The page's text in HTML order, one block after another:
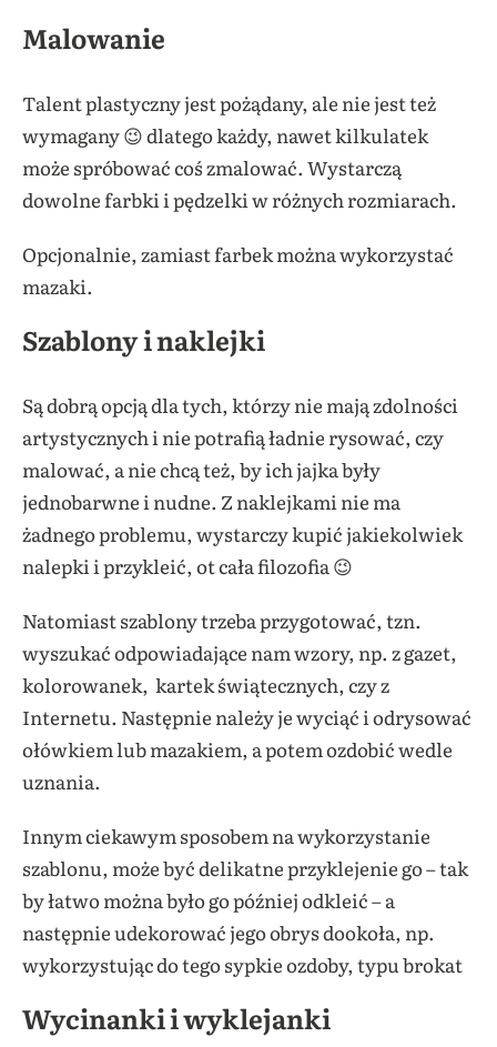
Malowanie
Talent plastyczny jest pożądany, ale nie jest też
wymagany 😉 dlatego każdy, nawet kilkulatek
może spróbować coś zmalować. Wystarczą
dowolne farbki i pędzelki w różnych rozmiarach.
Opcjonalnie, zamiast farbek można wykorzystać
mazaki.
Szablony i naklejki
Są dobrą opcją dla tych, którzy nie mają zdolności
artystycznych i nie potrafią ładnie rysować, czy
malować, a nie chcą też, by ich jajka były
jednobarwne i nudne. Z naklejkami nie ma
żadnego problemu, wystarczy kupić jakiekolwiek
nalepki i przykleić, ot cała filozofia 😉
Natomiast szablony trzeba przygotować, tzn.
wyszukać odpowiadające nam wzory, np. z gazet,
kolorowanek, kartek świątecznych, czy z
Internetu. Następnie należy je wyciąć i odrysować
ołówkiem lub mazakiem, a potem ozdobić wedle
uznania.
Innym ciekawym sposobem na wykorzystanie
szablonu, może być delikatne przyklejenie go – tak
by łatwo można było go później odkleić – a
następnie udekorować jego obrys dookoła, np.
wykorzystując do tego sypkie ozdoby, typu brokat
Wycinanki i wyklejanki